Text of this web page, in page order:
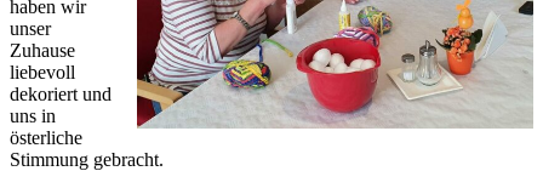
haben wir
unser
Zuhause
liebevoll
dekoriert und
uns in
österliche
Stimmung gebracht.